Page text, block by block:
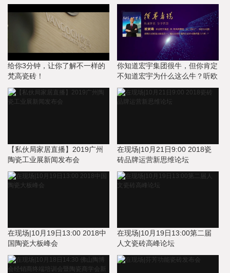
给你3分钟，让你了解不一样的
梵高瓷砖！
你知道宏宇集团很牛，但你肯定
不知道宏宇为什么这么牛？听欧
家瑞讲述宏宇集团企业文化
【私伙局家居直播】2019广州
陶瓷工业展新闻发布会
在现场|10月21日9:00 2018瓷
砖品牌运营新思维论坛
在现场|10月19日13:00 2018中
国陶瓷大板峰会
在现场|10月19日13:00第二届
人文瓷砖高峰论坛